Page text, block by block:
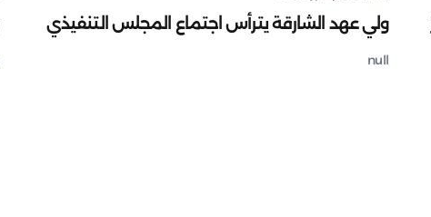
ولي عهد الشارقة يترأس اجتماع المجلس التنفيذي
null